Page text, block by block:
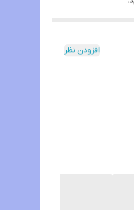
سلامتی عمومی
مانند قند و
غذایی، بهتر است
افزودن نظر